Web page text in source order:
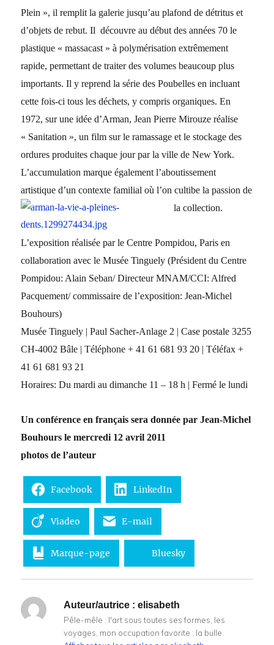
Plein », il remplit la galerie jusqu’au plafond de détritus et
d’objets de rebut. Il découvre au début des années 70 le
plastique « massacast » à polymérisation extrêmement
rapide, permettant de traiter des volumes beaucoup plus
importants. Il y reprend la série des Poubelles en incluant
cette fois-ci tous les déchets, y compris organiques. En
1972, sur une idée d’Arman, Jean Pierre Mirouze réalise
« Sanitation », un film sur le ramassage et le stockage des
ordures produites chaque jour par la ville de New York.
L’accumulation marque également l’aboutissement
artistique d’un contexte familial où l’on cultibe la passion de
la collection.
L’exposition réalisée par le Centre Pompidou, Paris en
collaboration avec le Musée Tinguely (Président du Centre
Pompidou: Alain Seban/ Directeur MNAM/CCI: Alfred
Pacquement/ commissaire de l’exposition: Jean-Michel
Bouhours)
Musée Tinguely | Paul Sacher-Anlage 2 | Case postale 3255
CH-4002 Bâle | Téléphone + 41 61 681 93 20 | Téléfax +
41 61 681 93 21
Horaires: Du mardi au dimanche 11 – 18 h | Fermé le lundi
Un conférence en français sera donnée par Jean-Michel
Bouhours le mercredi 12 avril 2011
photos de l’auteur
Facebook LinkedIn
Viadeo E-mail
Marque-page Bluesky
Auteur/autrice : elisabeth
Pêle-mêle : l'art sous toutes ses formes, les
voyages, mon occupation favorite : la bulle.